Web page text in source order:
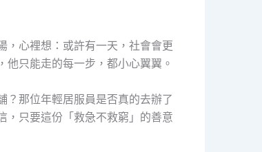
，心裡想：或許有一天，社會會更
只能走的每一步，都小心翼翼。
？那位年輕居服員是否真的去辦了
，只要這份「救急不救窮」的善意